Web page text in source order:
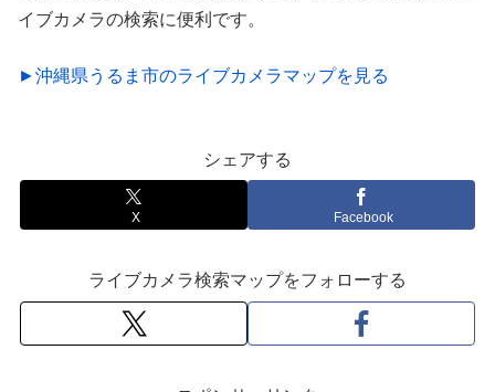
イブカメラの検索に便利です。
►沖縄県うるま市のライブカメラマップを見る
シェアする
X Facebook
ライブカメラ検索マップをフォローする